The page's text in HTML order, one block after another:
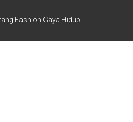
Fashion Gaya Hidup